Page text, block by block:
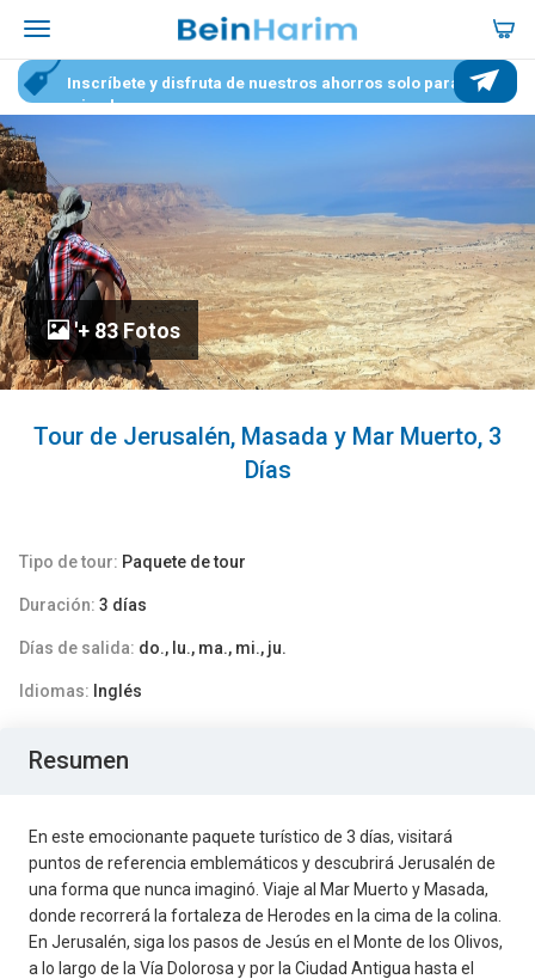
Inscríbete y disfruta de nuestros ahorros solo para
miembros
'+ 83 Fotos
Tour de Jerusalén, Masada y Mar Muerto, 3
Días
Tipo de tour: Paquete de tour
Duración: 3 días
Días de salida: do., lu., ma., mi., ju.
Idiomas: Inglés
Resumen
En este emocionante paquete turístico de 3 días, visitará
puntos de referencia emblemáticos y descubrirá Jerusalén de
una forma que nunca imaginó. Viaje al Mar Muerto y Masada,
donde recorrerá la fortaleza de Herodes en la cima de la colina.
En Jerusalén, siga los pasos de Jesús en el Monte de los Olivos,
a lo largo de la Vía Dolorosa y por la Ciudad Antigua hasta el